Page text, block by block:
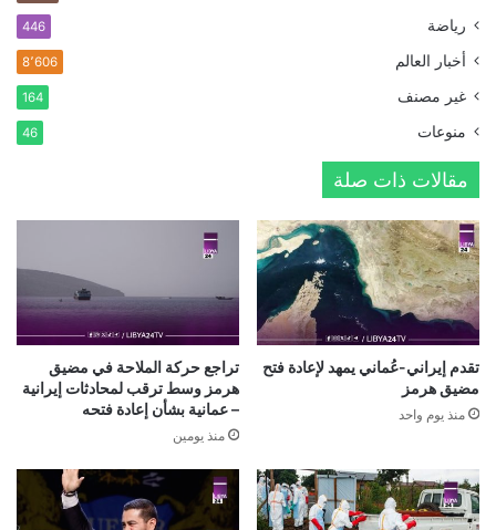
رياضة 446
أخبار العالم 8٬606
غير مصنف 164
منوعات 46
مقالات ذات صلة
تقدم إيراني-عُماني يمهد لإعادة فتح
مضيق هرمز
منذ يوم واحد
تراجع حركة الملاحة في مضيق
هرمز وسط ترقب لمحادثات إيرانية
– عمانية بشأن إعادة فتحه
منذ يومين